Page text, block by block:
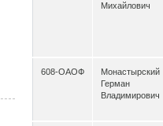
Михайлович
608-ОАОФ
Монастырский
Герман
Владимирович